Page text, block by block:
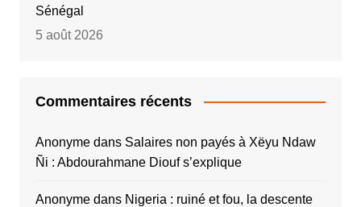
Sénégal
5 août 2026
Commentaires récents
Anonymedans Salaires non payés à Xëyu Ndaw
Ñi : Abdourahmane Diouf s’explique
Anonymedans Nigeria : ruiné et fou, la descente